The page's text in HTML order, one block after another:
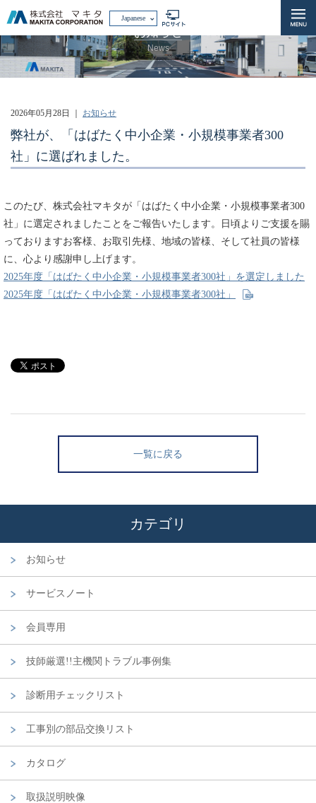
Japanese
お知らせ
News
2026年05月28日 お知らせ
弊社が、「はばたく中小企業・小規模事業者300
社」に選ばれました。
このたび、株式会社マキタが「はばたく中小企業・小規模事業者300
社」に選定されましたことをご報告いたします。日頃よりご支援を賜
っておりますお客様、お取引先様、地域の皆様、そして社員の皆様
に、心より感謝申し上げます。
2025年度「はばたく中小企業・小規模事業者300社」を選定しました
2025年度「はばたく中小企業・小規模事業者300社」
一覧に戻る
カテゴリ
お知らせ
サービスノート
会員専用
技師厳選!!主機関トラブル事例集
診断用チェックリスト
工事別の部品交換リスト
カタログ
取扱説明映像